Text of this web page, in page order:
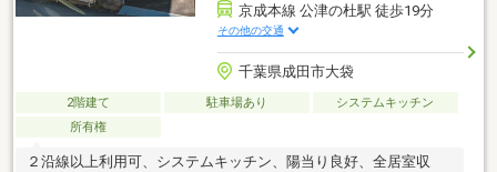
京成本線 公津の杜駅 徒歩19分
その他の交通
千葉県成田市大袋
2階建て 駐車場あり
システムキッチン
所有権
２沿線以上利用可、システムキッチン、陽当り良好、全居室収